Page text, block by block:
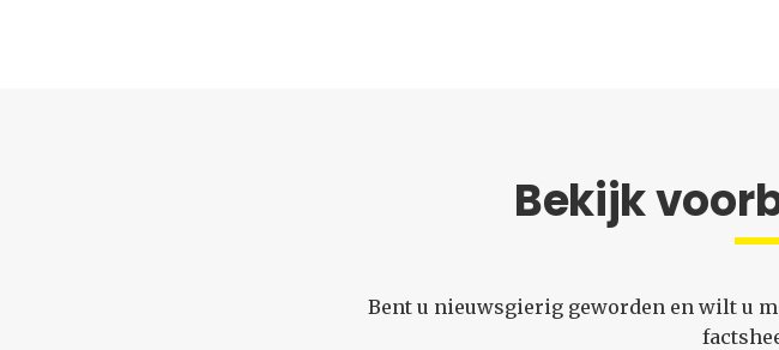
Bekijk
Bent u nieuwsgierig geworden en wilt u